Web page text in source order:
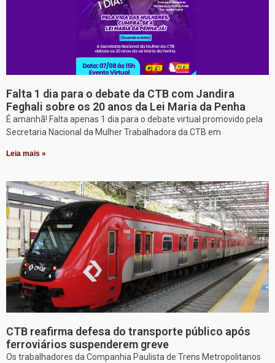
Falta 1 dia para o debate da CTB com Jandira
Feghali sobre os 20 anos da Lei Maria da Penha
É amanhã! Falta apenas 1 dia para o debate virtual promovido pela
Secretaria Nacional da Mulher Trabalhadora da CTB em
Leia mais »
CTB reafirma defesa do transporte público após
ferroviários suspenderem greve
Os trabalhadores da Companhia Paulista de Trens Metropolitanos